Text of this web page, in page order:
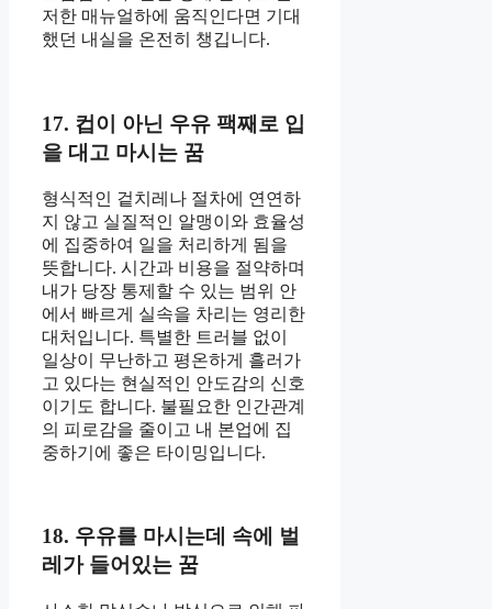
저한 매뉴얼하에 움직인다면 기대
했던 내실을 온전히 챙깁니다.
17. 컵이 아닌 우유 팩째로 입
을 대고 마시는 꿈
형식적인 겉치레나 절차에 연연하
지 않고 실질적인 알맹이와 효율성
에 집중하여 일을 처리하게 됨을
뜻합니다. 시간과 비용을 절약하며
내가 당장 통제할 수 있는 범위 안
에서 빠르게 실속을 차리는 영리한
대처입니다. 특별한 트러블 없이
일상이 무난하고 평온하게 흘러가
고 있다는 현실적인 안도감의 신호
이기도 합니다. 불필요한 인간관계
의 피로감을 줄이고 내 본업에 집
중하기에 좋은 타이밍입니다.
18. 우유를 마시는데 속에 벌
레가 들어있는 꿈